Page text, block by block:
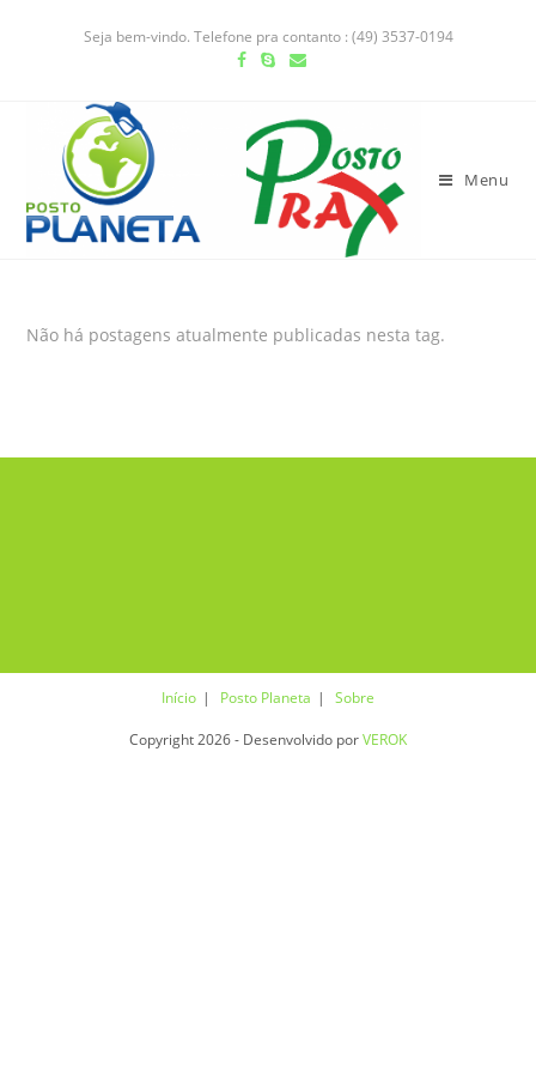
Seja bem-vindo. Telefone pra contanto : (49) 3537-0194
Menu
Não há postagens atualmente publicadas nesta tag.
Início Posto Planeta Sobre
Copyright 2026 - Desenvolvido porVEROK